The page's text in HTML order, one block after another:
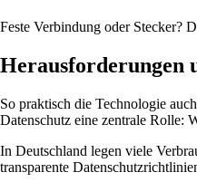
Feste Verbindung oder Stecker?
Herausforderungen
So praktisch die Technologie
Datenschutz eine zentrale Rolle:
In Deutschland legen viele
transparente